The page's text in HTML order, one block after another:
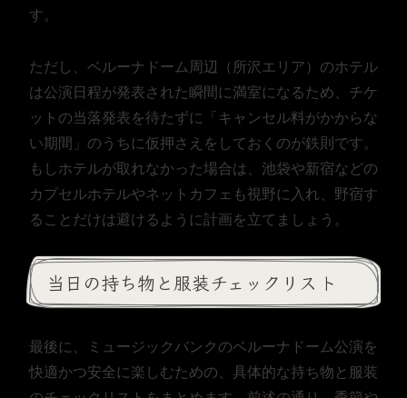
す。
ただし、ベルーナドーム周辺（所沢エリア）のホテル
は公演日程が発表された瞬間に満室になるため、チケ
ットの当落発表を待たずに「キャンセル料がかからな
い期間」のうちに仮押さえをしておくのが鉄則です。
もしホテルが取れなかった場合は、池袋や新宿などの
カプセルホテルやネットカフェも視野に入れ、野宿す
ることだけは避けるように計画を立てましょう。
当日の持ち物と服装チェックリスト
最後に、ミュージックバンクのベルーナドーム公演を
快適かつ安全に楽しむための、具体的な持ち物と服装